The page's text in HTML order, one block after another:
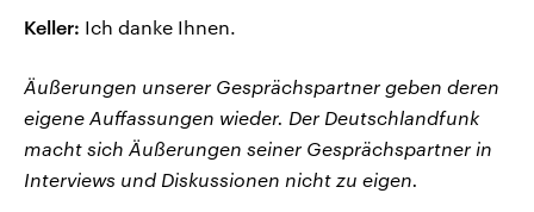
Keller: Ich danke Ihnen.
Äußerungen unserer Gesprächspartner geben deren
eigene Auffassungen wieder. Der Deutschlandfunk
macht sich Äußerungen seiner Gesprächspartner in
Interviews und Diskussionen nicht zu eigen.